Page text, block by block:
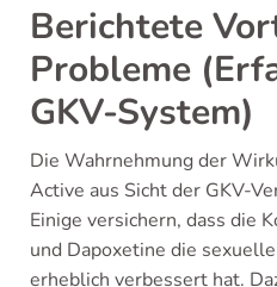
Berichtete
Probleme
GKV-System)
Die Wahrnehmung der
Active aus Sicht der GKV-
Einige versichern, dass die
und Dapoxetine die
erheblich verbessert hat.